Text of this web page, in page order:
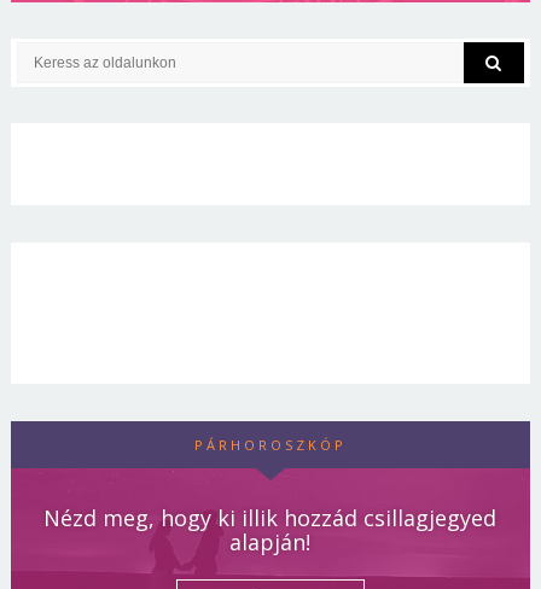
PÁRHOROSZKÓP
Nézd meg, hogy ki illik hozzád csillagjegyed
alapján!